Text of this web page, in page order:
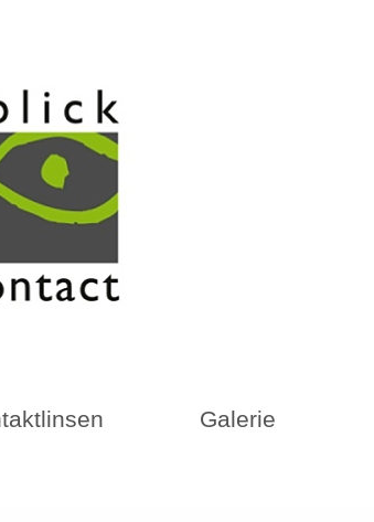
Galerie